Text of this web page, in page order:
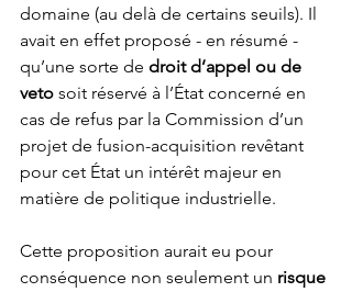
domaine (au delà de certains seuils). Il
avait en effet proposé - en résumé -
qu’une sorte de droit d’appel ou de
veto soit réservé à l’État concerné en
cas de refus par la Commission d’un
projet de fusion-acquisition revêtant
pour cet État un intérêt majeur en
matière de politique industrielle.
Cette proposition aurait eu pour
conséquence non seulement un risque